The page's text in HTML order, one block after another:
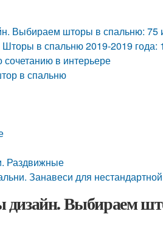
Выбираем шторы в спальню:
в спальню 2019-2019
в интерьере
в спальню
Раздвижные
Занавеси для
Выбираем